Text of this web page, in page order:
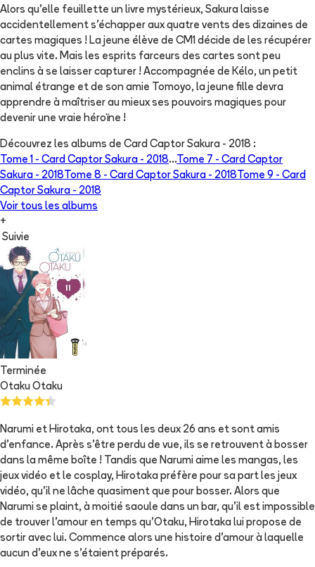
Alors qu'elle feuillette un livre mystérieux, Sakura laisse
accidentellement s'échapper aux quatre vents des dizaines de
cartes magiques ! La jeune élève de CM1 décide de les récupérer
au plus vite. Mais les esprits farceurs des cartes sont peu
enclins à se laisser capturer ! Accompagnée de Kélo, un petit
animal étrange et de son amie Tomoyo, la jeune fille devra
apprendre à maîtriser au mieux ses pouvoirs magiques pour
devenir une vraie héroïne !
Découvrez les albums de Card Captor Sakura - 2018 :
Tome 1 - Card Captor Sakura - 2018...Tome 7 - Card Captor
Sakura - 2018 Tome 8 - Card Captor Sakura - 2018 Tome 9 - Card
Captor Sakura - 2018
Voir tous les albums
+
Suivie
Terminée
Otaku Otaku
Narumi et Hirotaka, ont tous les deux 26 ans et sont amis
d’enfance. Après s’être perdu de vue, ils se retrouvent à bosser
dans la même boîte ! Tandis que Narumi aime les mangas, les
jeux vidéo et le cosplay, Hirotaka préfère pour sa part les jeux
vidéo, qu’il ne lâche quasiment que pour bosser. Alors que
Narumi se plaint, à moitié saoule dans un bar, qu’il est impossible
de trouver l’amour en temps qu’Otaku, Hirotaka lui propose de
sortir avec lui. Commence alors une histoire d’amour à laquelle
aucun d’eux ne s’étaient préparés.